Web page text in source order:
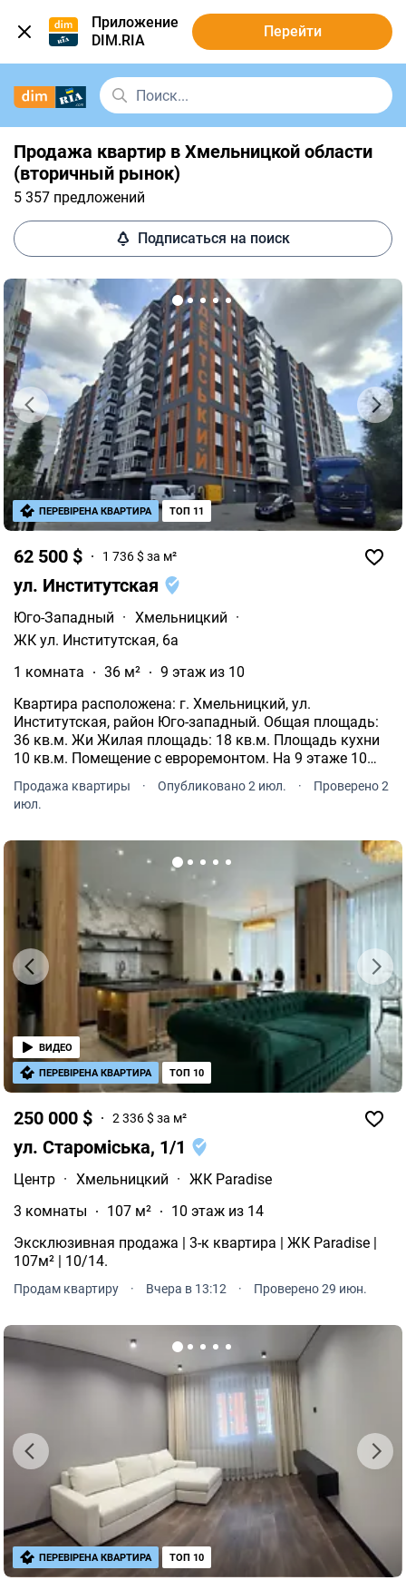
Приложение
DIM.RIA
Перейти
Продажа квартир в Хмельницкой области
(вторичный рынок)
5 357 предложений
Подписаться на поиск
62 500 $ 1 736 $ за м²
ул. Институтская
Юго-Западный · Хмельницкий ·
ЖК ул. Институтская, 6а
1 комната
36 м²
9 этаж из 10
Квартира расположена: г. Хмельницкий, ул.
Институтская, район Юго-западный. Общая площадь:
36 кв.м. Жи Жилая площадь: 18 кв.м. Площадь кухни
10 кв.м. Помещение с евроремонтом. На 9 этаже 10
этажного дома. Индивидуальное газовое отопление.
Теплая вода котел.
Продажа квартиры · Опубликовано 2 июл. ·
Проверено 2
июл.
ПЕРЕВІРЕНА КВАРТИРА ТОП 11
250 000 $ 2 336 $ за м²
ул. Староміська, 1/1
Центр · Хмельницкий · ЖК Paradise
3 комнаты
107 м²
10 этаж из 14
Эксклюзивная продажа | 3-к квартира | ЖК Paradise |
107м² | 10/14.
Продам квартиру · Вчера в 13:12 · Проверено 29 июн.
ВИДЕО
ПЕРЕВІРЕНА КВАРТИРА ТОП 10
ПЕРЕВІРЕНА КВАРТИРА ТОП 10